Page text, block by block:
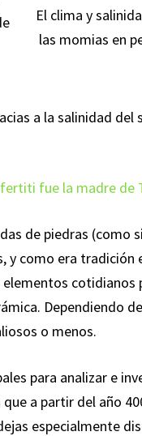
El clima y
las momias en
a la salinidad
fue la madre de
de piedras (como
como era tradición
elementos
Dependiendo
o menos.
para analizar e
a partir del año
especialmente